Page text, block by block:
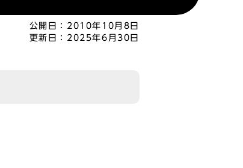
公開日： 2010年10月8日
更新日： 2025年6月30日